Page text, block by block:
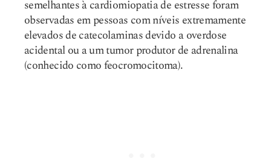
semelhantes à cardiomiopatia de estresse foram
observadas em pessoas com níveis extremamente
elevados de catecolaminas devido a overdose
acidental ou a um tumor produtor de adrenalina
(conhecido como feocromocitoma).